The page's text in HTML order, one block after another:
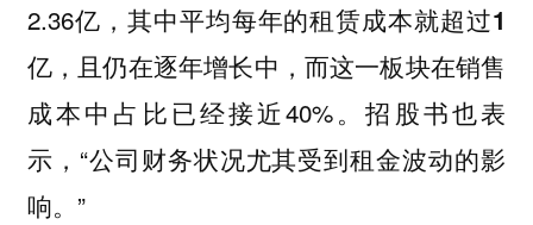
2.36亿，其中平均每年的租赁成本就超过1
亿 ，且仍在逐年增长中，而这一板块在销售
成本中占比已经接近40%。招股书也表
示，“公司财务状况尤其受到租金波动的影
响。”